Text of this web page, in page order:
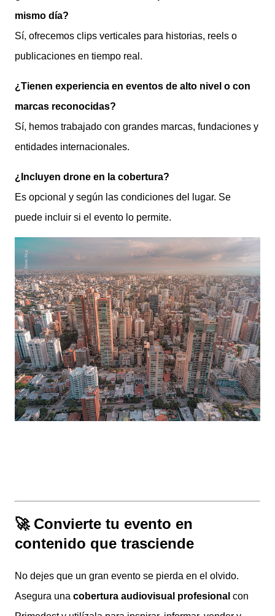
mismo día?
Sí, ofrecemos clips verticales para historias, reels o
publicaciones en tiempo real.
¿Tienen experiencia en eventos de alto nivel o con
marcas reconocidas?
Sí, hemos trabajado con grandes marcas, fundaciones y
entidades internacionales.
¿Incluyen drone en la cobertura?
Es opcional y según las condiciones del lugar. Se
puede incluir si el evento lo permite.
🚀 Convierte tu evento en
contenido que trasciende
No dejes que un gran evento se pierda en el olvido.
Asegura una cobertura audiovisual profesional con